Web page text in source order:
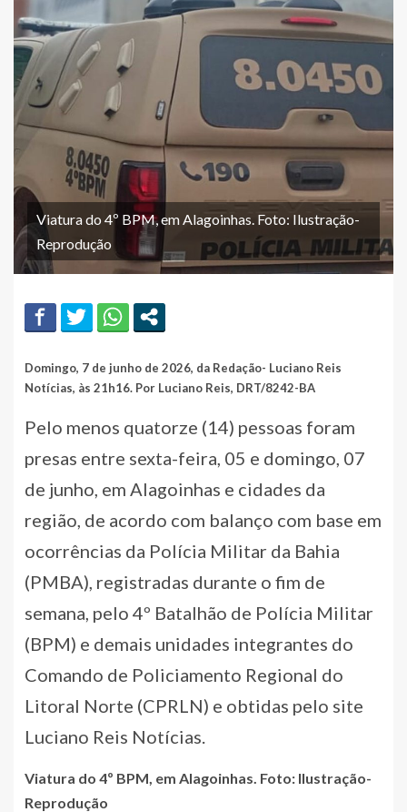
Viatura do 4º BPM, em Alagoinhas. Foto: Ilustração-
Reprodução
Domingo, 7 de junho de 2026, da Redação- Luciano Reis
Notícias, às 21h16. Por Luciano Reis, DRT/8242-BA
Pelo menos quatorze (14) pessoas foram
presas entre sexta-feira, 05 e domingo, 07
de junho, em Alagoinhas e cidades da
região, de acordo com balanço com base em
ocorrências da Polícia Militar da Bahia
(PMBA), registradas durante o fim de
semana, pelo 4º Batalhão de Polícia Militar
(BPM) e demais unidades integrantes do
Comando de Policiamento Regional do
Litoral Norte (CPRLN) e obtidas pelo site
Luciano Reis Notícias.
Viatura do 4º BPM, em Alagoinhas. Foto: Ilustração-
Reprodução